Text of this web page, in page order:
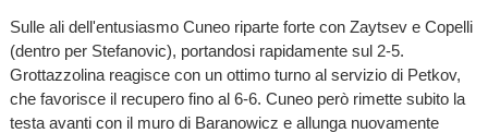
Sulle ali dell'entusiasmo Cuneo riparte forte con Zaytsev e Copelli
(dentro per Stefanovic), portandosi rapidamente sul 2-5.
Grottazzolina reagisce con un ottimo turno al servizio di Petkov,
che favorisce il recupero fino al 6-6. Cuneo però rimette subito la
testa avanti con il muro di Baranowicz e allunga nuovamente